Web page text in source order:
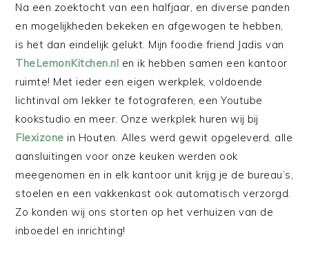
Na een zoektocht van een halfjaar, en diverse panden
en mogelijkheden bekeken en afgewogen te hebben,
is het dan eindelijk gelukt. Mijn foodie friend Jadis van
TheLemonKitchen.nl en ik hebben samen een kantoor
ruimte! Met ieder een eigen werkplek, voldoende
lichtinval om lekker te fotograferen, een Youtube
kookstudio en meer. Onze werkplek huren wij bij
Flexizone in Houten. Alles werd gewit opgeleverd, alle
aansluitingen voor onze keuken werden ook
meegenomen en in elk kantoor unit krijg je de bureau’s,
stoelen en een vakkenkast ook automatisch verzorgd.
Zo konden wij ons storten op het verhuizen van de
inboedel en inrichting!